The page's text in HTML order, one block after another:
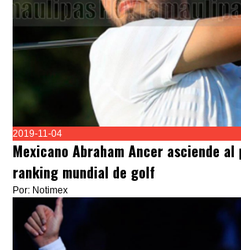
2019-11-04
Mexicano Abraham Ancer asciende al
ranking mundial de golf
Por: Notimex